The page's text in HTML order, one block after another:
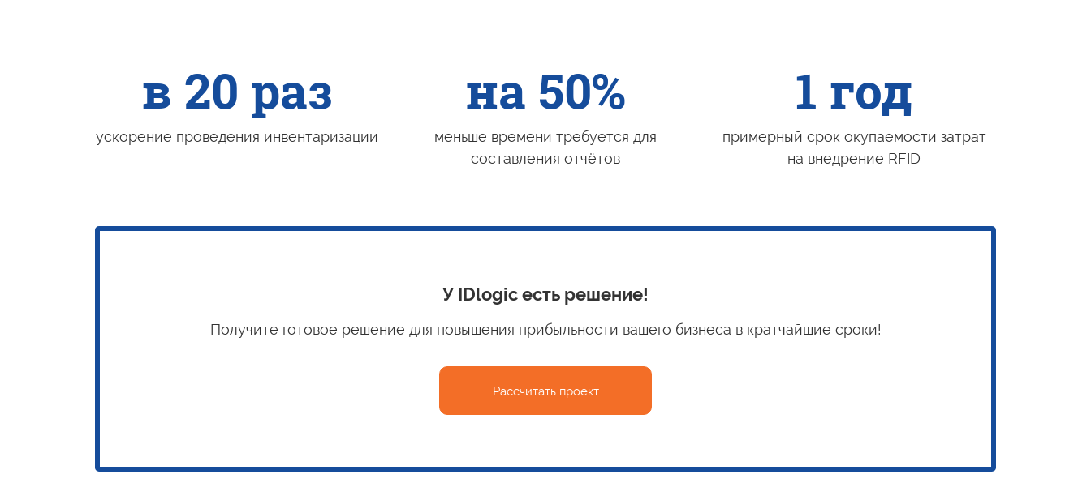
в 20 раз
ускорение проведения инвентаризации
на 50%
меньше времени требуется для
составления отчётов
1 год
примерный срок окупаемости затрат
на внедрение RFID
У IDlogic есть решение!
Получите готовое решение для повышения прибыльности вашего бизнеса в кратчайшие сроки!
Рассчитать проект